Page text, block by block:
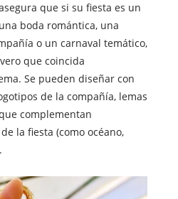
que si su fiesta es un
boda romántica, una
o un carnaval temático,
que coincida
Se pueden diseñar con
de la compañía, lemas
complementan
la fiesta (como océano,